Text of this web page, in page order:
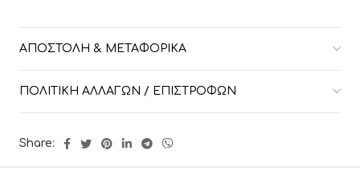
ΑΠΟΣΤΟΛΉ & ΜΕΤΑΦΟΡΙΚΆ
ΠΟΛΙΤΙΚΉ ΑΛΛΑΓΏΝ / ΕΠΙΣΤΡΟΦΏΝ
Share: